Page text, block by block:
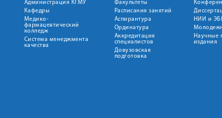
Администрация КГМУ
Кафедры
Медико-
фармацевтический
колледж
Система менеджмента
качества
Факультеты
Расписания занятий
Аспирантура
Ординатура
Аккредитация
специалистов
Довузовская
подготовка
НИИ и
Научные
издания